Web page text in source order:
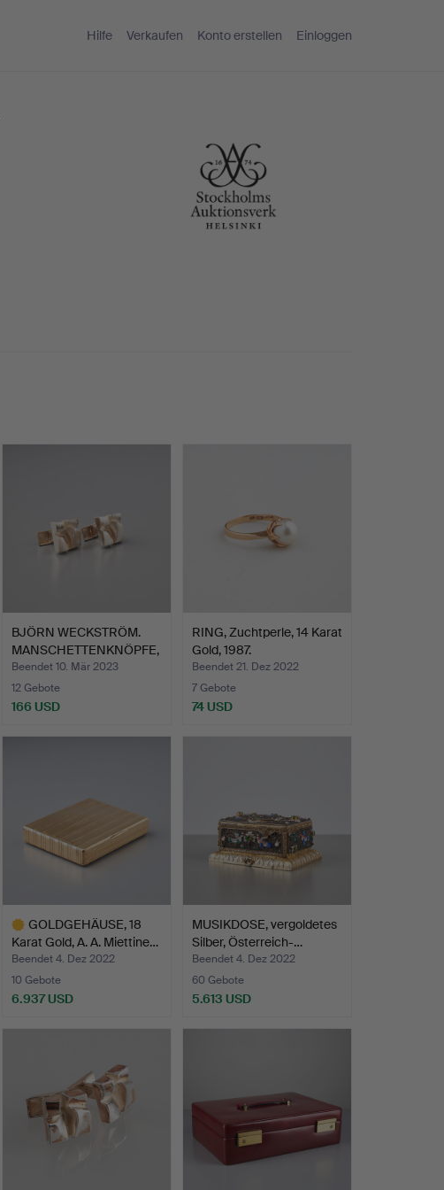
Hilfe Verkaufen Konto erstellen Einloggen
BJÖRN WECKSTRÖM.
MANSCHETTENKNÖPFE,
Silber…
Beendet 10. Mär 2023
12 Gebote
166 USD
RING, Zuchtperle, 14 Karat
Gold, 1987.
Beendet 21. Dez 2022
7 Gebote
74 USD
GOLDGEHÄUSE, 18
Karat Gold, A. A. Miettine…
Beendet 4. Dez 2022
10 Gebote
6.937 USD
MUSIKDOSE, vergoldetes
Silber, Österreich-…
Beendet 4. Dez 2022
60 Gebote
5.613 USD